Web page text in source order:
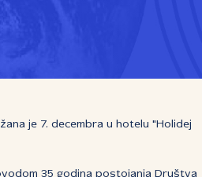
je 7. decembra u hotelu "Holidej
35 godina postojanja Društva